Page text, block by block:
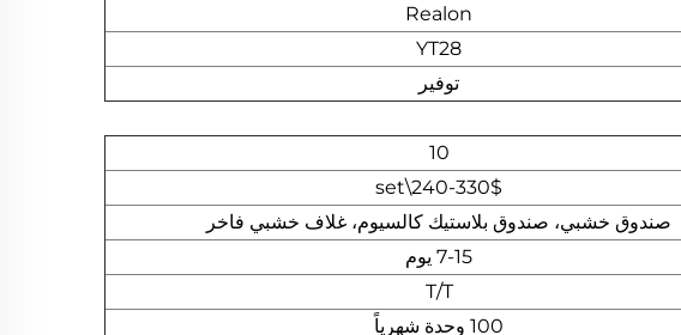
Realon
YT28
توفير
10
240-330$\set
صندوق خشبي، صندوق بلاستيك كالسيوم، غلاف خشبي فاخر
7-15 يوم
T/T
100 وحدة شهرياً